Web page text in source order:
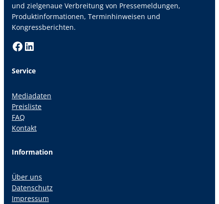
und zielgenaue Verbreitung von Pressemeldungen,
Produktinformationen, Terminhinweisen und
Kongressberichten.
Facebook LinkedIn
Service
Mediadaten
Preisliste
FAQ
Kontakt
Information
Über uns
Datenschutz
Impressum